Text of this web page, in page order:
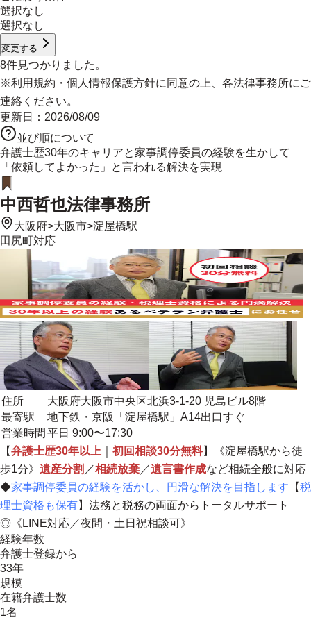
選択なし
選択なし
変更する
8件見つかりました。
※利用規約 ・ 個人情報保護方針に同意の上、各法律事務所にご
連絡ください。
更新日： 2026/08/09
並び順について
弁護士歴30年のキャリアと家事調停委員の経験を生かして
「依頼してよかった」と言われる解決を実現
中西哲也法律事務所
大阪府>大阪市>淀屋橋駅
田尻町対応
住所
大阪府大阪市中央区北浜3-1-20 児島ビル8階
最寄駅
地下鉄・京阪「淀屋橋駅」A14出口すぐ
営業時間 平日 9:00〜17:30
【弁護士歴30年以上 初回相談30分無料】《淀屋橋駅から徒
歩1分》 遺産分割 ／相続放棄 ／遺言書作成など相続全般に対応
◆家事調停委員の経験を活かし、円滑な解決を目指します 【税
理士資格も保有】 法務と税務の両面からトータルサポート
◎《LINE対応／夜間・土日祝相談可》
経験年数
弁護士登録から
33年
規模
在籍弁護士数
1名